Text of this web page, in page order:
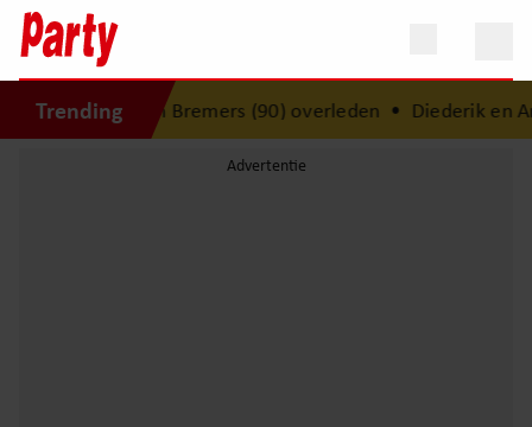
TrendingJean Bremers (90) overleden•Diederik en